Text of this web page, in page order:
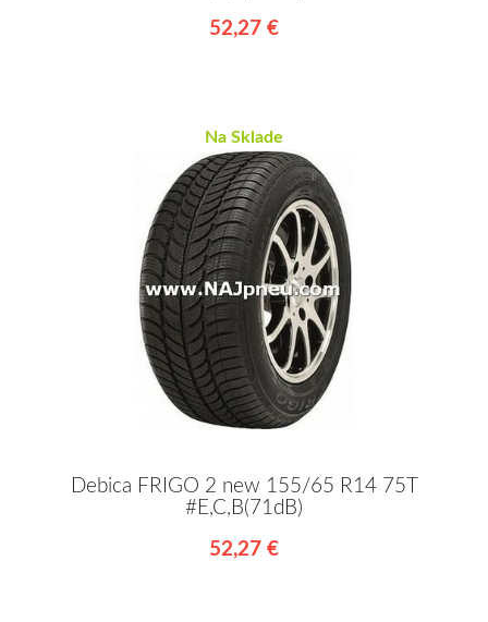
52,27 €
Na Sklade
Debica FRIGO 2 new 155/65 R14 75T
#E,C,B(71dB)
52,27 €